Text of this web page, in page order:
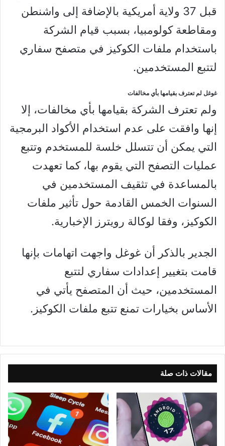
قبل 37 ولاية أمريكية بالإضافة إلى واشنطن
ومقاطعة كولومبيا، بسبب قيام الشركة
باستخدام ملفات الكوكيز في متصفح سفاري
لتتبع المستخدمين.
غوغل لم تعترف بقيامها بأي مخالفات
ولم تعترف الشركة بقيامها بأي مخالفات، إلا
إنها وافقت على عدم استخدام الأكواد البرمجية
التي يمكن أن تتسلل خلسة للمستخدم وتتبع
عمليات التصفح التي يقوم بها، كما تعهدت
بالمساعدة في تثقيف المستخدمين في
السنوات الخمس القادمة حول تأثير ملفات
الكوكيز، وفقا لوكالة رويترز الإخبارية.
الجدير بالذكر أن غوغل واجهت اتهامات بإنها
قامت بتغيير إعدادات سفاري لتتبع
المستخدمين، حيث أن المتصفح يأتي في
الأساس بخيارات تمنع تتبع ملفات الكوكيز.
مقالات ذات صلة